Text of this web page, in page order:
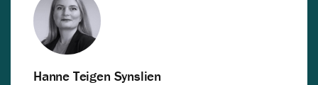
Hanne Teigen Synslien